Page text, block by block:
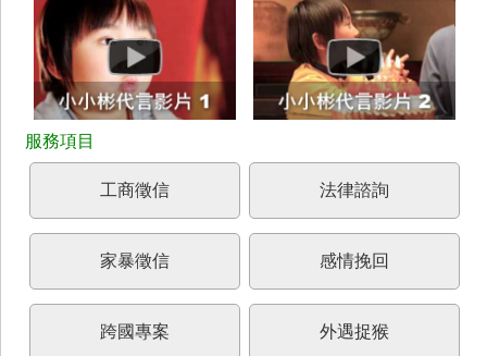
工商徵信 法律諮詢
家暴徵信 感情挽回
跨國專案 外遇捉猴